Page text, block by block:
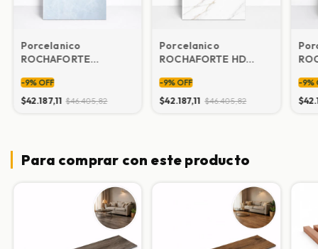
Porcelanico
ROCHAFORTE
por caja)
-9% OFF
$42.187,11 $46.405,82
Porcelanico
ROCHAFORTE HD
caja)
-9% OFF
$42.187,11 $46.405,82
-9%
Para comprar con este producto